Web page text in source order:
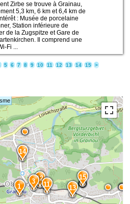
Zirbe se trouve à Grainau,
5,3 km, 6 km et 6,4 km de
: Musée de porcelaine
Station inférieure de
de la Zugspitze et Gare de
Il comprend une
Fi ...
5 6 7 8 9 10 11 12 13 14 15 >
15
14
13
12
11
3
1